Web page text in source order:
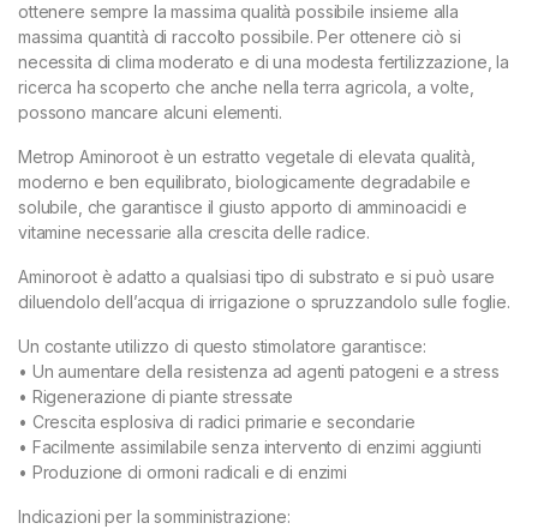
ottenere sempre la massima qualità possibile insieme alla
massima quantità di raccolto possibile. Per ottenere ciò si
necessita di clima moderato e di una modesta fertilizzazione, la
ricerca ha scoperto che anche nella terra agricola, a volte,
possono mancare alcuni elementi.
Metrop Aminoroot è un estratto vegetale di elevata qualità,
moderno e ben equilibrato, biologicamente degradabile e
solubile, che garantisce il giusto apporto di amminoacidi e
vitamine necessarie alla crescita delle radice.
Aminoroot è adatto a qualsiasi tipo di substrato e si può usare
diluendolo dell’acqua di irrigazione o spruzzandolo sulle foglie.
Un costante utilizzo di questo stimolatore garantisce:
• Un aumentare della resistenza ad agenti patogeni e a stress
• Rigenerazione di piante stressate
• Crescita esplosiva di radici primarie e secondarie
• Facilmente assimilabile senza intervento di enzimi aggiunti
• Produzione di ormoni radicali e di enzimi
Indicazioni per la somministrazione: